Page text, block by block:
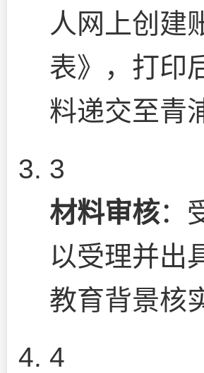
人网上创建
表》，打印
料递交至青
3
材料审核：
以受理并出
教育背景核
4